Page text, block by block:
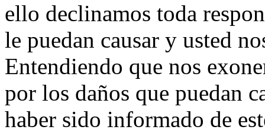
ello declinamos toda
le puedan causar y usted
Entendiendo que nos
por los daños que puedan
haber sido informado de